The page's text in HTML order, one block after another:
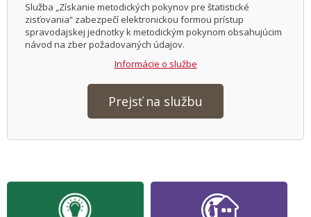
Služba „Získanie metodických pokynov pre štatistické
zisťovania“ zabezpečí elektronickou formou prístup
spravodajskej jednotky k metodickým pokynom obsahujúcim
návod na zber požadovaných údajov.
Informácie o službe
Prejsť na službu